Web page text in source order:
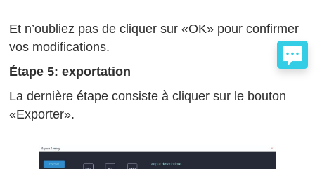
Et n’oubliez pas de cliquer sur «OK» pour confirmer
vos modifications.
Étape 5: exportation
La dernière étape consiste à cliquer sur le bouton
«Exporter».